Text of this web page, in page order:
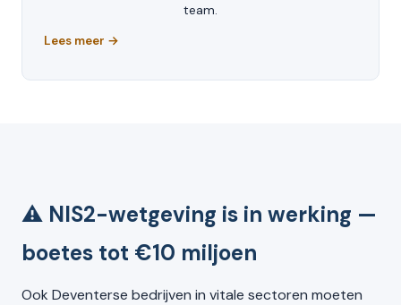
team.
Lees meer →
⚠️ NIS2-wetgeving is in werking —
boetes tot €10 miljoen
Ook Deventerse bedrijven in vitale sectoren moeten